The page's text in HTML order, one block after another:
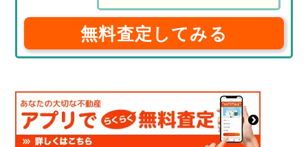
無料査定してみる